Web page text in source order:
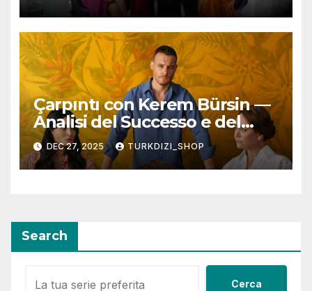
Çarpıntı con Kerem Bürsin —
Analisi del Successo e del
Finale della Serie
DEC 27, 2025 TURKDIZI_SHOP
Search
Cerca